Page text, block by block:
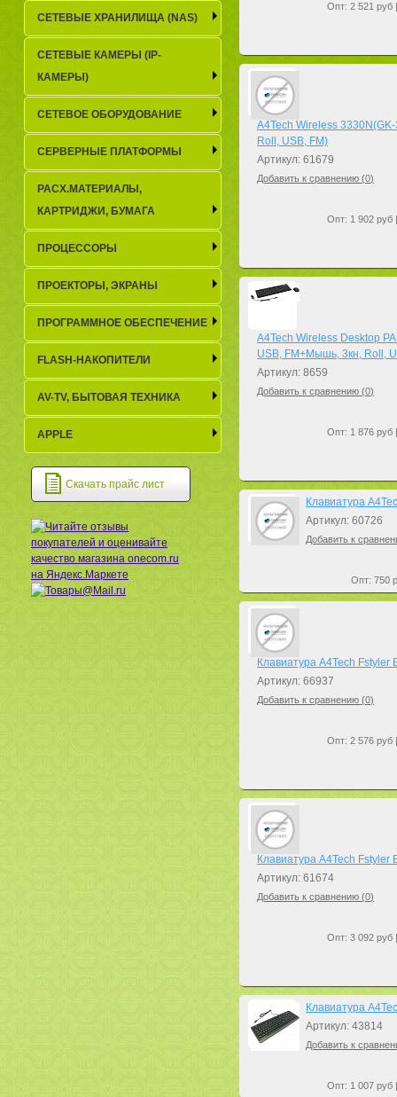
Опт: 2 521 руб
A4Tech Wireless
Roll, USB, FM)
Артикул: 61679
Добавить к сравнению (0)
Опт: 1 902 руб
A4Tech Wireless Desktop
USB, FM+Мышь, 3кн, Roll,
Артикул: 8659
Добавить к сравнению (0)
Опт: 1 876 руб
Клавиатура
Артикул: 60726
Добавить к
Опт: 750
Клавиатура A4Tech
Артикул: 66937
Добавить к сравнению (0)
Опт: 2 576 руб
Клавиатура A4Tech Fstyler
Артикул: 61674
Добавить к сравнению (0)
Опт: 3 092 руб
Клавиатура
Артикул: 43814
Добавить к
Опт: 1 007 руб
СЕТЕВЫЕ ХРАНИЛИЩА (NAS)
СЕТЕВЫЕ КАМЕРЫ (IP-
КАМЕРЫ)
СЕТЕВОЕ ОБОРУДОВАНИЕ
СЕРВЕРНЫЕ ПЛАТФОРМЫ
РАСХ.МАТЕРИАЛЫ,
КАРТРИДЖИ, БУМАГА
ПРОЦЕССОРЫ
ПРОЕКТОРЫ, ЭКРАНЫ
ПРОГРАММНОЕ ОБЕСПЕЧЕНИЕ
FLASH-НАКОПИТЕЛИ
AV-TV, БЫТОВАЯ ТЕХНИКА
APPLE
Скачать прайс лист